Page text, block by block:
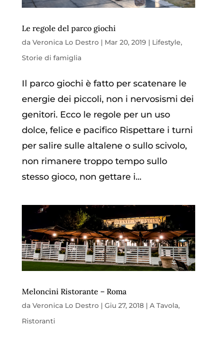
Le regole del parco giochi
da Veronica Lo Destro| Mar 20, 2019 | Lifestyle,
Storie di famiglia
Il parco giochi è fatto per scatenare le
energie dei piccoli, non i nervosismi dei
genitori. Ecco le regole per un uso
dolce, felice e pacifico Rispettare i turni
per salire sulle altalene o sullo scivolo,
non rimanere troppo tempo sullo
stesso gioco, non gettare i...
Meloncini Ristorante – Roma
da Veronica Lo Destro| Giu 27, 2018| A Tavola,
Ristoranti